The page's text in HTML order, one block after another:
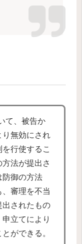
て、被告か
り無効にされ
行使するこ
法が提出さ
防御の方法
審理を不当
出されたもの
立てにより
ができる。